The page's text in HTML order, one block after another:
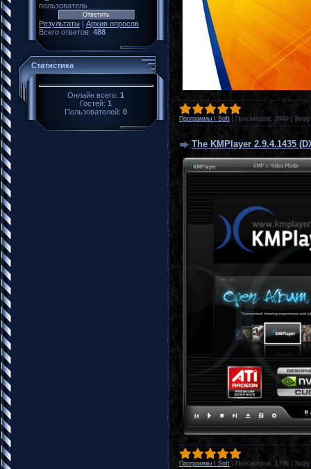
пользователь
Результаты | Архив опросов
Всего ответов: 488
Статистика
Онлайн всего:1
Гостей:1
Пользователей:0
Программы \ Soft Просмотров: 2949
The KMPlayer 2.9.4.1435
Программы \ Soft Просмотров: 1796